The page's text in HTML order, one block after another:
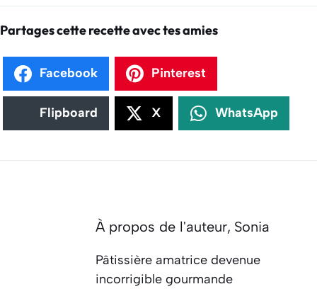
Partages cette recette avec tes amies
Facebook Pinterest
Flipboard X WhatsApp
À propos de l'auteur, Sonia
Pâtissière amatrice devenue
incorrigible gourmande